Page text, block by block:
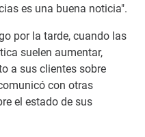
es una buena noticia".
por la tarde, cuando las
suelen aumentar,
a sus clientes sobre
con otras
el estado de sus